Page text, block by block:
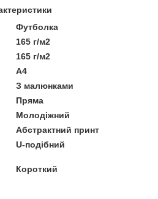
Футболка
165 г/м2
165 г/м2
А4
З малюнками
Пряма
Молодіжний
Абстрактний принт
U-подібний
Короткий